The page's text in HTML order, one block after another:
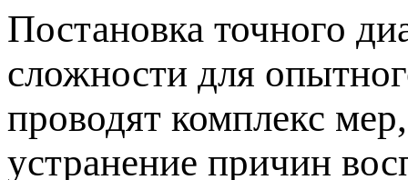
Постановка точного
сложности для
роводят комплекс
устранение причин